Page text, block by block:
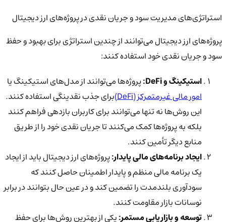
استراتژی‌های مدیریت سود و جریان نقدی در پروژه‌های ارز دیجیتال
پروژه‌های ارز دیجیتال می‌توانند از چندین استراتژی برای بهبود و حفظ
سود و جریان نقدی خود استفاده کنند:
استیکینگ و DeFi:
پروژه‌ها می‌توانند از مدل‌هایاستیکینگیا
امور مالی غیرمتمرکز (DeFi)
برای جذب نقدینگی استفاده کنند.
این روش‌ها نه تنها می‌توانند برای کاربران بازدهی فراهم کنند
بلکه به پروژه‌ها کمک می‌کنند تا جریان نقدی خود را از طریق
منابع دیگر تأمین کنند.
ایجاد برنامه‌های مالی پایدار:پروژه‌های ارز دیجیتال باید از ایجاد
یک برنامه مالی منظم و پایدار اطمینان حاصل کنند که
سودآوری بلندمدت را تضمین کند و در عین حال بتوانند در برابر
نوسانات بازار مقاومت کنند.
توسعه و بازاریابی مستمر:یکی از بهترین روش‌ها برای حفظ